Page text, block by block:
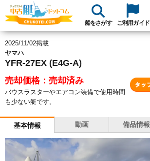
船をさがす ご利用ガイド
2025/11/02掲載
ヤマハ
YFR-27EX (E4G-A)
売却価格：売却済み
バウスラスターやエアコン装備で使用時間
も少ない艇です。
基本情報 動画 備品情報